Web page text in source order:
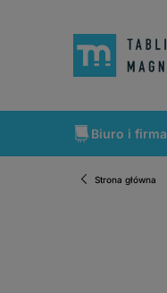
Biuro i firma
Strona główna